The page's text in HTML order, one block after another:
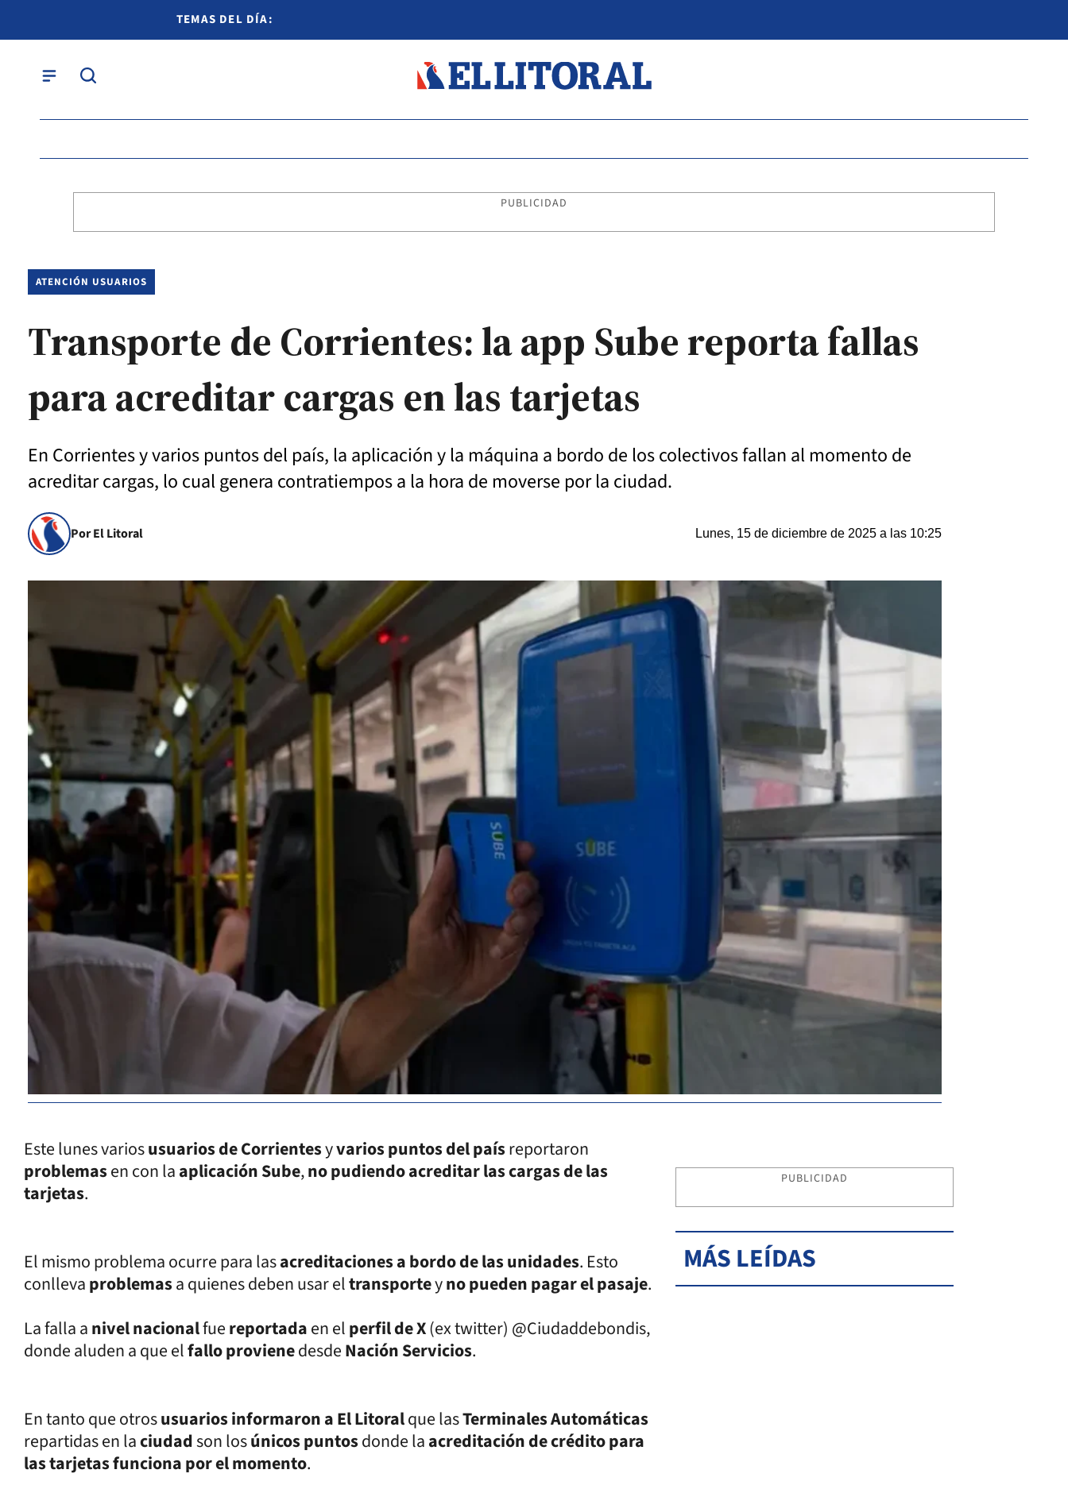
TEMAS DEL DÍA:
PUBLICIDAD
ATENCIÓN USUARIOS
Transporte de Corrientes: la app Sube reporta fallas
para acreditar cargas en las tarjetas
En Corrientes y varios puntos del país, la aplicación y la máquina a bordo de los colectivos fallan al momento de
acreditar cargas, lo cual genera contratiempos a la hora de moverse por la ciudad.
Por El Litoral Lunes, 15 de diciembre de 2025 a las 10:25
Este lunes variosusuarios de Corrientesyvarios puntos del paísreportaron
problemasen con laaplicación Sube,no pudiendo acreditar las cargas de las
tarjetas.
El mismo problema ocurre para lasacreditaciones a bordo de las unidades. Esto
conllevaproblemasa quienes deben usar eltransporteyno pueden pagar el pasaje.
La falla anivel nacionalfuereportadaen elperfil de X(ex twitter) @Ciudaddebondis,
donde aluden a que elfallo provienedesdeNación Servicios.
En tanto que otrosusuarios informaron a El Litoralque lasTerminales Automáticas
repartidas en laciudadson losúnicos puntosdonde laacreditación de crédito para
las tarjetas funciona por el momento.
PUBLICIDAD
MÁS LEÍDAS